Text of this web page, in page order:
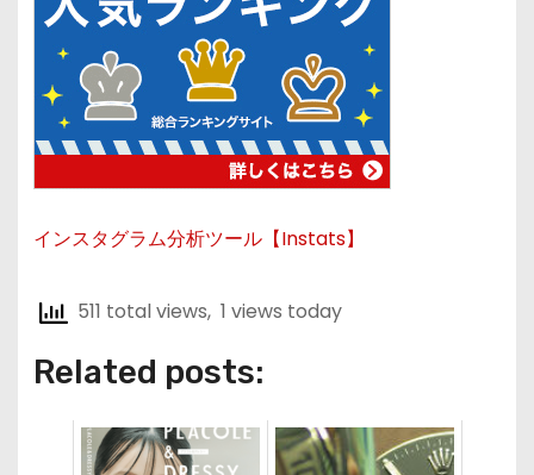
インスタグラム分析ツール【Instats】
511 total views, 1 views today
Related posts: